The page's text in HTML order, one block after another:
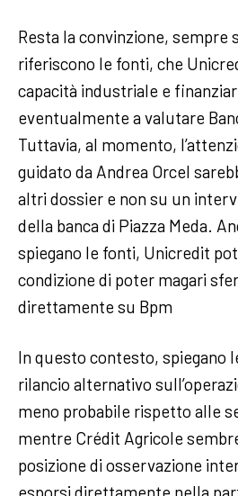
Resta la convinzione, sempre
riferiscono le fonti, che
capacità industriale e
eventualmente a valutare
Tuttavia, al momento,
guidato da Andrea Orcel
altri dossier e non su un
della banca di Piazza Meda.
spiegano le fonti, Unicredit
condizione di poter magari
direttamente su Bpm
In questo contesto, spiegano
rilancio alternativo
meno probabile rispetto alle
mentre Crédit Agricole
posizione di osservazione
esporsi direttamente nella